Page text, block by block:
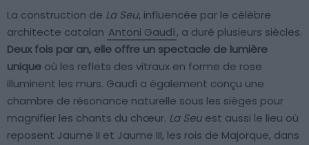
La construction de La Seu, influencée par le célèbre
architecte catalan Antoni Gaudí, a duré plusieurs siècles.
Deux fois par an, elle offre un spectacle de lumière
unique où les reflets des vitraux en forme de rose
illuminent les murs. Gaudí a également conçu une
chambre de résonance naturelle sous les sièges pour
magnifier les chants du chœur. La Seu est aussi le lieu où
reposent Jaume II et Jaume III, les rois de Majorque, dans